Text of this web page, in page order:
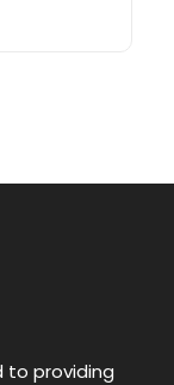
to providing